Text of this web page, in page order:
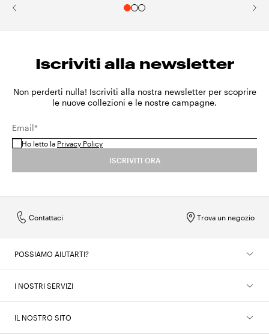
Iscriviti alla newsletter
Non perderti nulla! Iscriviti alla nostra newsletter per scoprire
le nuove collezioni e le nostre campagne.
Email*
Ho letto la Privacy Policy
ISCRIVITI ORA
Trova un negozio
Contattaci
POSSIAMO AIUTARTI?
I NOSTRI SERVIZI
IL NOSTRO SITO